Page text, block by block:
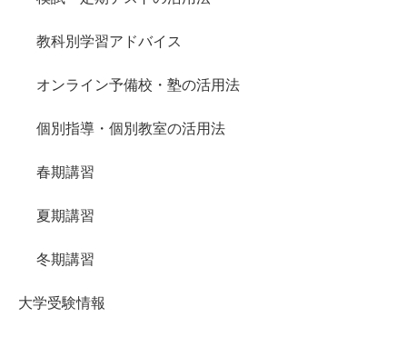
教科別学習アドバイス
オンライン予備校・塾の活用法
個別指導・個別教室の活用法
春期講習
夏期講習
冬期講習
大学受験情報